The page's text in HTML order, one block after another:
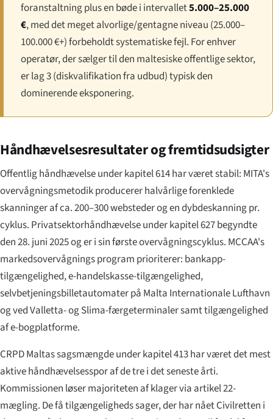
foranstaltning plus en bøde i intervallet5.000–25.000
€, med det meget alvorlige/gentagne niveau (25.000–
100.000 €+) forbeholdt systematiske fejl. For enhver
operatør, der sælger til den maltesiske offentlige sektor,
er lag 3 (diskvalifikation fra udbud) typisk den
dominerende eksponering.
Håndhævelsesresultater og fremtidsudsigter
Offentlig håndhævelse under kapitel 614 har været stabil: MITA's
overvågningsmetodik producerer halvårlige forenklede
skanninger af ca. 200–300 websteder og en dybdeskanning pr.
cyklus. Privatsektorhåndhævelse under kapitel 627 begyndte
den 28. juni 2025 og er i sin første overvågningscyklus. MCCAA's
markedsovervågnings program prioriterer: bankapp-
tilgængelighed, e-handelskasse-tilgængelighed,
selvbetjeningsbilletautomater på Malta Internationale Lufthavn
og ved Valletta- og Slima-færgeterminaler samt tilgængelighed
af e-bogplatforme.
CRPD Maltas sagsmængde under kapitel 413 har været det mest
aktive håndhævelsesspor af de tre i det seneste årti.
Kommissionen løser majoriteten af klager via artikel 22-
mægling. De få tilgængeligheds sager, der har nået Civilretten i